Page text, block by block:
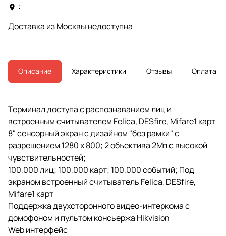
:
Доставка из Москвы недоступна
Описание Характеристики Отзывы Оплата
Терминал доступа с распознаванием лиц и
встроенным считывателем Felica, DESfire, Mifare1 карт
8" сенсорный экран с дизайном "без рамки" с
разрешением 1280 x 800; 2 объектива 2Мп с высокой
чувствительностей;
100,000 лиц; 100,000 карт; 100,000 событий; Под
экраном встроенный считыватель Felica, DESfire,
Mifare1 карт
Поддержка двухсторонного видео-интеркома с
домофоном и пультом консьержа Hikvision
Web интерфейс